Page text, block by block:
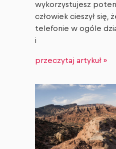
wykorzystujesz
człowiek cieszył się,
telefonie w ogóle
i
przeczytaj artykuł »